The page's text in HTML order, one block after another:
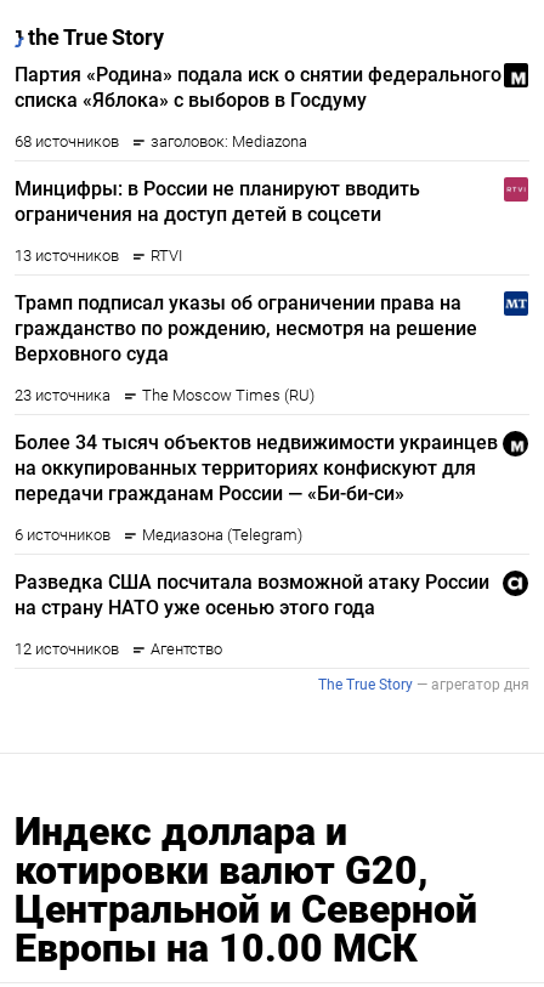
Индекс доллара и
котировки валют G20,
Центральной и Северной
Европы на 10.00 МСК